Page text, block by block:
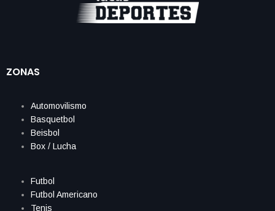
ZONAS
Automovilismo
Basquetbol
Beisbol
Box / Lucha
Futbol
Futbol Americano
Tenis